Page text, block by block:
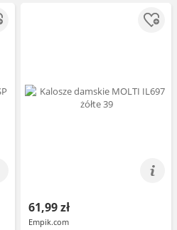
61,99 zł
Empik.com